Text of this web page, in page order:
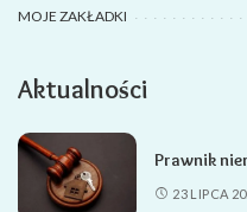
MOJE ZAKŁADKI
Aktualności
Prawnik
23 LIPCA